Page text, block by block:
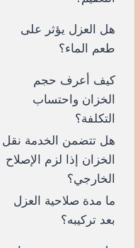
هل العزل يؤثر على
طعم الماء؟
كيف أعرف حجم
الخزان واحتساب
التكلفة؟
هل تتضمن الخدمة نقل
الخزان إذا لزم الإصلاح
الخارجي؟
ما مدة صلاحية العزل
بعد تركيبه؟